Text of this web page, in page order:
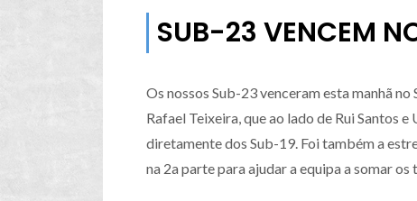
SUB-23 VENCEM
Os nossos Sub-23 venceram esta manhã
Rafael Teixeira, que ao lado de Rui Santos
diretamente dos Sub-19. Foi também a
na 2a parte para ajudar a equipa a somar os